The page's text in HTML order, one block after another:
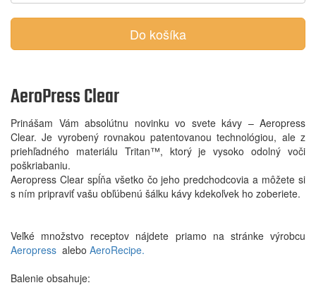
Do košíka
AeroPress Clear
Prinášam Vám absolútnu novinku vo svete kávy – Aeropress
Clear. Je vyrobený rovnakou patentovanou technológiou, ale z
priehľadného materiálu Tritan™, ktorý je vysoko odolný voči
poškriabaniu.
Aeropress Clear spĺňa všetko čo jeho predchodcovia a môžete si
s ním pripraviť vašu obľúbenú šálku kávy kdekoľvek ho zoberiete.
Veľké množstvo receptov nájdete priamo na stránke výrobcu
Aeropress alebo AeroRecipe.
Balenie obsahuje: